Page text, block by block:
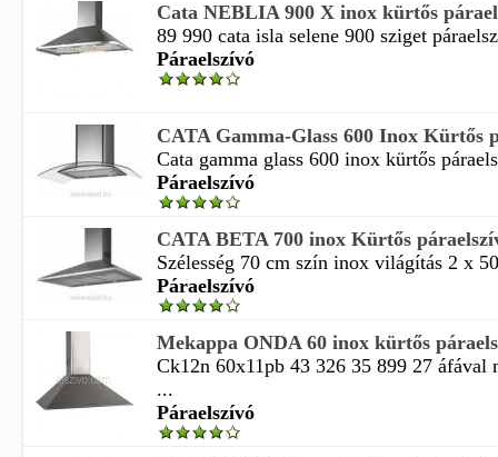
Cata NEBLIA 900 X inox kürtős
89 990 cata isla selene 900 sziget
Páraelszívó
CATA Gamma-Glass 600 Inox Kürtős
Cata gamma glass 600 inox kürtős
Páraelszívó
CATA BETA 700 inox Kürtős
Szélesség 70 cm szín inox világítás 2 x
Páraelszívó
Mekappa ONDA 60 inox kürtős
Ck12n 60x11pb 43 326 35 899 27 áfával
...
Páraelszívó